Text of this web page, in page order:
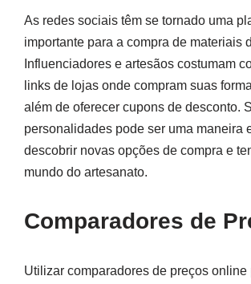
As redes sociais têm se tornado uma
importante para a compra de materiais
Influenciadores e artesãos costumam
links de lojas onde compram suas
além de oferecer cupons de desconto.
personalidades pode ser uma maneira
descobrir novas opções de compra e
mundo do artesanato.
Comparadores de
Utilizar comparadores de preços online